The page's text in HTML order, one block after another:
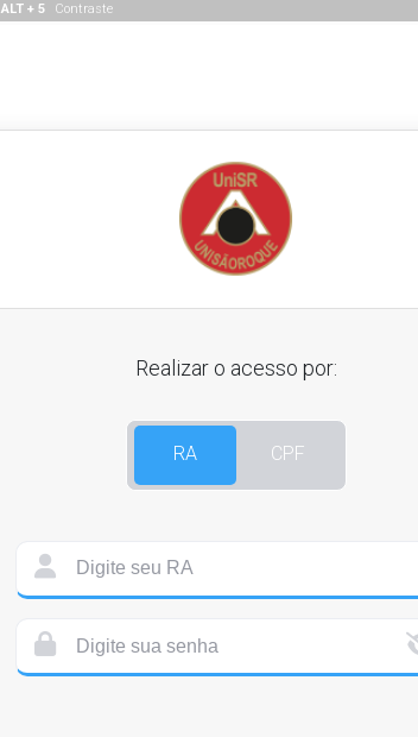
Realizar o acesso por:
RA CPF
ALT + 5 Contraste